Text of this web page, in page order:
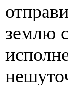
землю